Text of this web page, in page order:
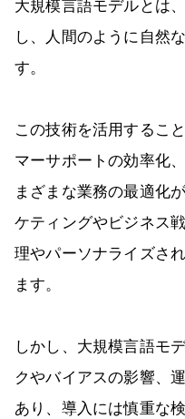
大規模言語モデルとは
し、人間のように自然
す。
この技術を活用するこ
マーサポートの効率化
まざまな業務の最適化
ケティングやビジネス
理やパーソナライズさ
ます。
しかし、大規模言語モ
クやバイアスの影響、
あり、導入には慎重な